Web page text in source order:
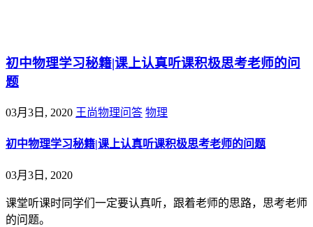
初中物理学习秘籍|课上认真听课积极思考老师的问
题
03月3日, 2020 王尚物理问答 物理
初中物理学习秘籍|课上认真听课积极思考老师的问题
03月3日, 2020
课堂听课时同学们一定要认真听，跟着老师的思路，思考老师
的问题。